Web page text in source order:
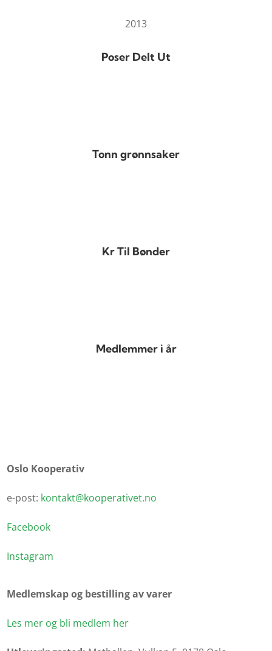
2013
Poser Delt Ut
Tonn grønnsaker
Kr Til Bønder
Medlemmer i år
Oslo Kooperativ
e-post: kontakt@kooperativet.no
Facebook
Instagram
Medlemskap og bestilling av varer
Les mer og bli medlem her